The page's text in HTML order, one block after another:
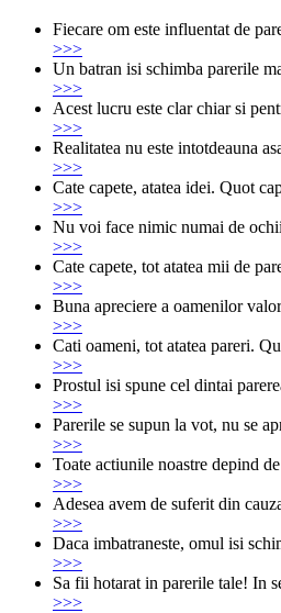
Fiecare om este influentat de
>>>
Un batran isi schimba parerile
>>>
Acest lucru este clar chiar si
>>>
Realitatea nu este intotdeauna
>>>
Cate capete, atatea idei. Quot
>>>
Nu voi face nimic numai de
>>>
Cate capete, tot atatea mii de
>>>
Buna apreciere a oamenilor
>>>
Cati oameni, tot atatea pareri.
>>>
Prostul isi spune cel dintai
>>>
Parerile se supun la vot, nu se
>>>
Toate actiunile noastre depind
>>>
Adesea avem de suferit din
>>>
Daca imbatraneste, omul isi
>>>
Sa fii hotarat in parerile tale! In
>>>